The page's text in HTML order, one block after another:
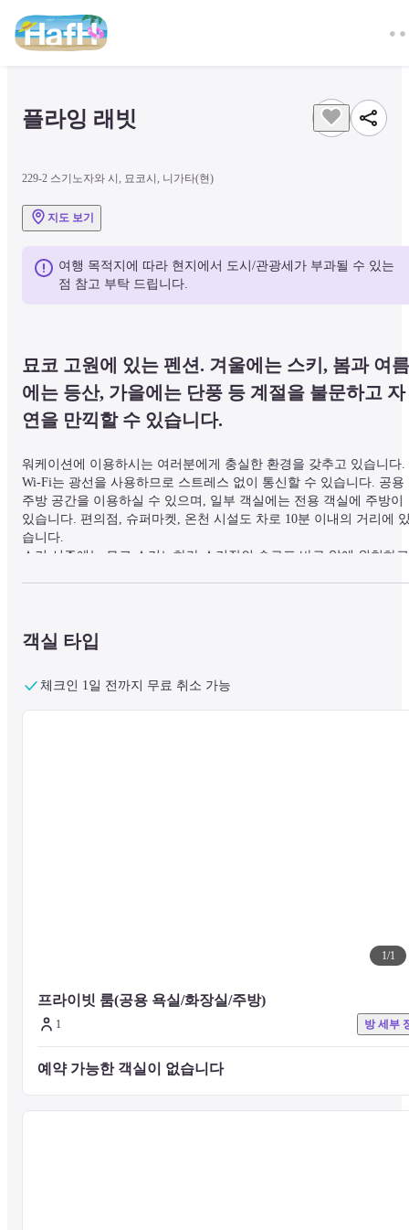
플라잉 래빗
229-2 스기노자와 시, 묘코시, 니가타(현)
지도 보기
여행 목적지에 따라 현지에서 도시/관광세가 부과될 수 있는
점 참고 부탁 드립니다.
묘코 고원에 있는 펜션. 겨울에는 스키, 봄과 여름
에는 등산, 가을에는 단풍 등 계절을 불문하고 자
연을 만끽할 수 있습니다.
워케이션에 이용하시는 여러분에게 충실한 환경을 갖추고 있습니다.
Wi-Fi는 광선을 사용하므로 스트레스 없이 통신할 수 있습니다. 공용
주방 공간을 이용하실 수 있으며, 일부 객실에는 전용 객실에 주방이
있습니다. 편의점, 슈퍼마켓, 온천 시설도 차로 10분 이내의 거리에
습니다.
스키 시즌에는 묘코 스기노하라 스키장의 슬로프 바로 앞에 위치하고
조건 및 주의사항
객실 타입
체크인 1일 전까지 무료 취소 가능
1/1
프라이빗 룸(공용 욕실/화장실/주방)
1 방 세부
예약 가능한 객실이 없습니다